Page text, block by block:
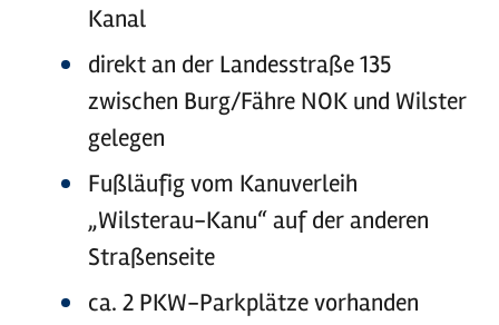
Kanal
direkt an der Landesstraße 135
zwischen Burg/Fähre NOK und Wilster
gelegen
Fußläufig vom Kanuverleih
„Wilsterau-Kanu“ auf der anderen
Straßenseite
ca. 2 PKW-Parkplätze vorhanden